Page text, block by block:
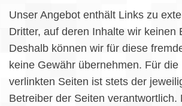
Unser Angebot enthält Links zu
Dritter, auf deren Inhalte wir keinen
Deshalb können wir für diese
keine Gewähr übernehmen. Für die
verlinkten Seiten ist stets der
Betreiber der Seiten verantwortlich.